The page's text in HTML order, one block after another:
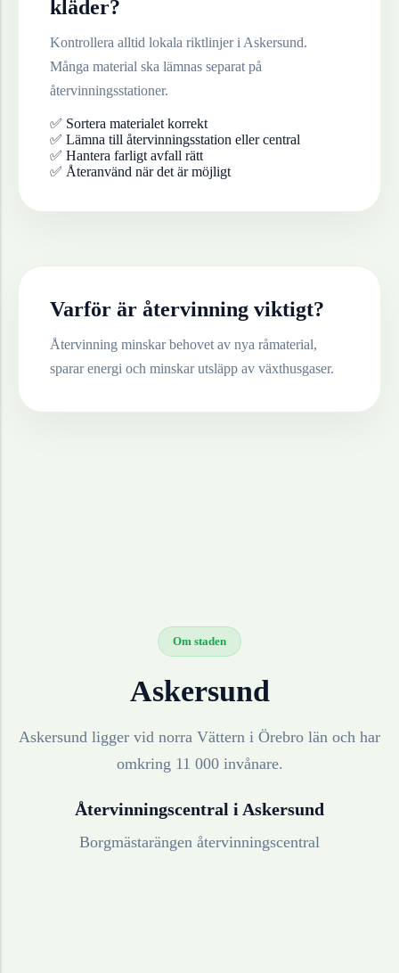
kläder?
Kontrollera alltid lokala riktlinjer i Askersund.
Många material ska lämnas separat på
återvinningsstationer.
✅ Sortera materialet korrekt
✅ Lämna till återvinningsstation eller central
✅ Hantera farligt avfall rätt
✅ Återanvänd när det är möjligt
Varför är återvinning viktigt?
Återvinning minskar behovet av nya råmaterial,
sparar energi och minskar utsläpp av växthusgaser.
Om staden
Askersund
Askersund ligger vid norra Vättern i Örebro län och har
omkring 11 000 invånare.
Återvinningscentral i Askersund
Borgmästarängen återvinningscentral